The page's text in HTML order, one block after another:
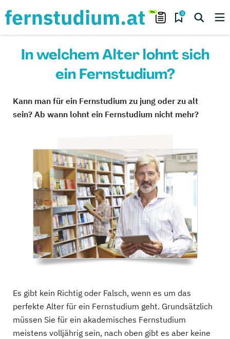
0
In welchem Alter lohnt sich
ein Fernstudium?
Kann man für ein Fernstudium zu jung oder zu alt
sein? Ab wann lohnt ein Fernstudium nicht mehr?
Es gibt kein Richtig oder Falsch, wenn es um das
perfekte Alter für ein Fernstudium geht. Grundsätzlich
müssen Sie für ein akademisches Fernstudium
meistens volljährig sein, nach oben gibt es aber keine